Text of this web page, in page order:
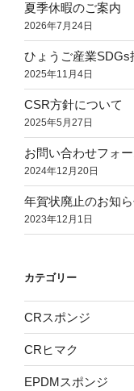
O
リ
グ
つ
い
の
夏季休暇のご案内
2026年7月24日
ひょうご産業SDGs
2025年11月4日
CSR方針について
2025年5月27日
お問い合わせフォ
2024年12月20日
年賀状廃止のお知
2023年12月1日
カテゴリー
CRスポンジ
CRヒマク
EPDMスポンジ